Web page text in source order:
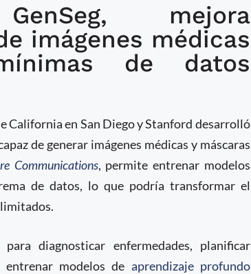
médica
datos
mejora
imágenes médicas
de datos
California en San Diego y Stanford desarrolló
de generar imágenes médicas y máscaras
Communications, permite entrenar modelos
de datos, lo que podría transformar el
diagnosticar enfermedades, planificar
modelos de aprendizaje profundo